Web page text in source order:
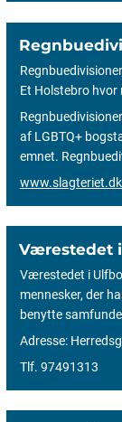
Et Holstebro hvor
af LGBTQ+
emnet.
Værestedet
Værestedet i
mennesker, der
benytte
Adresse:
Tlf. 97491313